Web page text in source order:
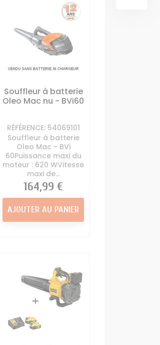
SCARIFICATEUR
Carte électronique
tracteur tondeuse
Contacteur à clé + sécurité
tracteur tondeuse
Démarreur - Lanceur
tracteur tondeuse
TRANSMISSION
Courroie Lame Tracteur
Tondeuse
Courroie traction tracteur
tondeuse
Poulie Tracteur Tondeuse
Roulements Tracteur
Tondeuse
Souffleur à batterie
Oleo Mac nu - BVi60
RÉFÉRENCE: 54069101
Souffleur à batterie
Oleo Mac - BVi
60Puissance maxi du
moteur : 620 WVitesse
maxi de...
Prix
164,99 €
AJOUTER AU PANIER